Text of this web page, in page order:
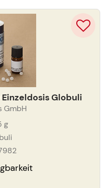
Einzeldosis Globuli
GmbH
g